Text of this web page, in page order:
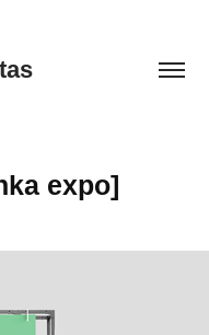
expo]